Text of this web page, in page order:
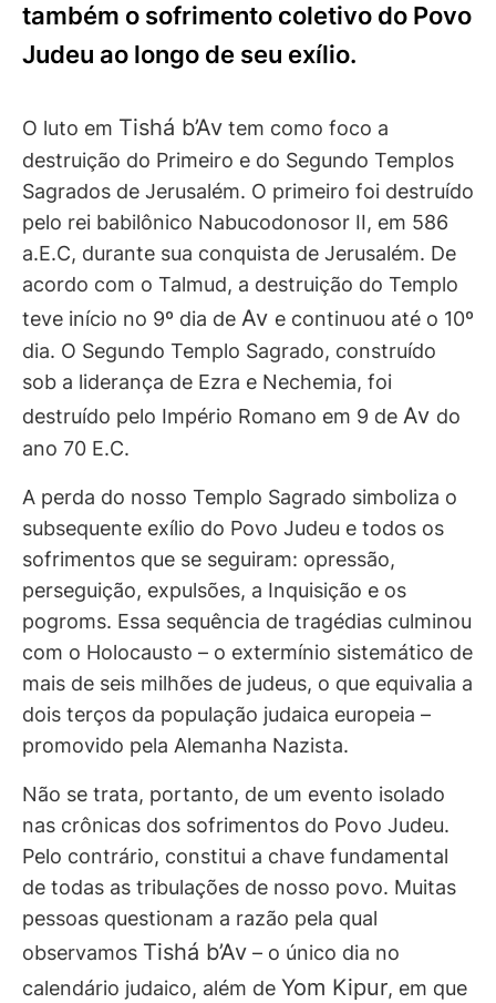
também o sofrimento coletivo do Povo
Judeu ao longo de seu exílio.
O luto em Tishá b’Av tem como foco a
destruição do Primeiro e do Segundo Templos
Sagrados de Jerusalém. O primeiro foi destruído
pelo rei babilônico Nabucodonosor II, em 586
a.E.C, durante sua conquista de Jerusalém. De
acordo com o Talmud, a destruição do Templo
teve início no 9º dia de Av e continuou até o 10º
dia. O Segundo Templo Sagrado, construído
sob a liderança de Ezra e Nechemia, foi
destruído pelo Império Romano em 9 de Av do
ano 70 E.C.
A perda do nosso Templo Sagrado simboliza o
subsequente exílio do Povo Judeu e todos os
sofrimentos que se seguiram: opressão,
perseguição, expulsões, a Inquisição e os
pogroms. Essa sequência de tragédias culminou
com o Holocausto – o extermínio sistemático de
mais de seis milhões de judeus, o que equivalia a
dois terços da população judaica europeia –
promovido pela Alemanha Nazista.
Não se trata, portanto, de um evento isolado
nas crônicas dos sofrimentos do Povo Judeu.
Pelo contrário, constitui a chave fundamental
de todas as tribulações de nosso povo. Muitas
pessoas questionam a razão pela qual
observamos Tishá b’Av – o único dia no
calendário judaico, além de Yom Kipur, em que